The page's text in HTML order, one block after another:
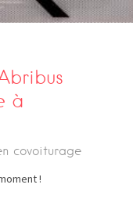
à
covoiturage
!